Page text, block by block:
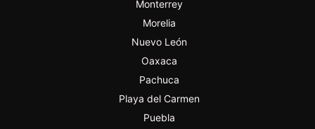
Monterrey
Morelia
Nuevo León
Oaxaca
Pachuca
Playa del Carmen
Puebla